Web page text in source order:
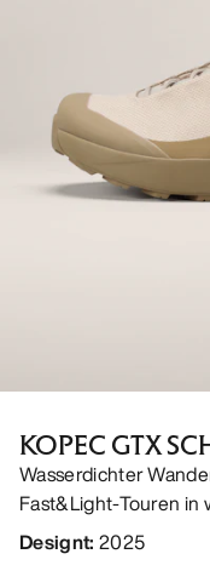
KOPEC GTX
Wasserdichter
Fast&Light-Touren in
Designt: 2025